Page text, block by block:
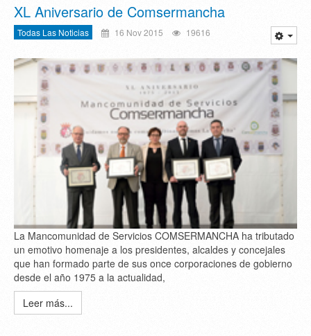
XL Aniversario de Comsermancha
Todas Las Noticias 16 Nov 2015 19616
La Mancomunidad de Servicios COMSERMANCHA ha tributado
un emotivo homenaje a los presidentes, alcaldes y concejales
que han formado parte de sus once corporaciones de gobierno
desde el año 1975 a la actualidad,
Leer más...